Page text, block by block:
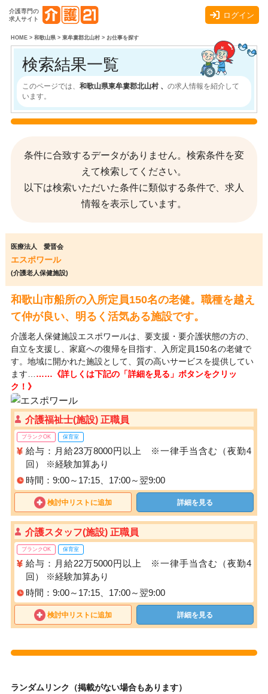
介護専門の
求人サイト
ログイン
HOME> 和歌山県> 東牟婁郡北山村> お仕事を探す
検索結果一覧
このページでは、 和歌山県東牟婁郡北山村 、 の求人情報を紹介して
います。
条件に合致するデータがありません。検索条件を変
えて検索してください。
以下は検索いただいた条件に類似する条件で、求人
情報を表示しています。
医療法人 愛晋会
エスポワール
(介護老人保健施設)
和歌山市船所の入所定員150名の老健。職種を越え
て仲が良い、明るく活気ある施設です。
介護老人保健施設エスポワールは、要支援・要介護状態の方の、
自立を支援し、家庭への復帰を目指す、入所定員150名の老健で
す。地域に開かれた施設として、質の高いサービスを提供してい
ます… ……《詳しくは下記の「詳細を見る」ボタンをクリッ
ク！》
介護福祉士(施設) 正職員
ブランクOK 保育室
給与：月給23万8000円以上 ※一律手当含む（夜勤4
回） ※経験加算あり
時間：9:00～17:15、17:00～翌9:00
検討中リストに追加 詳細を見る
介護スタッフ(施設) 正職員
ブランクOK 保育室
給与：月給22万5000円以上 ※一律手当含む（夜勤4
回） ※経験加算あり
時間：9:00～17:15、17:00～翌9:00
検討中リストに追加 詳細を見る
ランダムリンク（掲載がない場合もあります）